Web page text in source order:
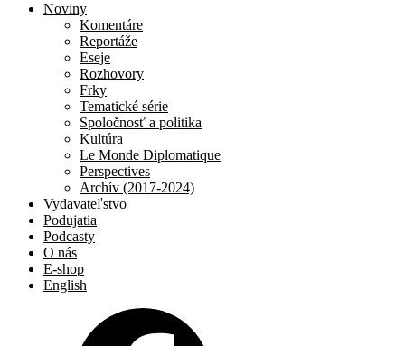
Noviny
Komentáre
Reportáže
Eseje
Rozhovory
Frky
Tematické série
Spoločnosť a politika
Kultúra
Le Monde Diplomatique
Perspectives
Archív (2017-2024)
Vydavateľstvo
Podujatia
Podcasty
O nás
E-shop
English